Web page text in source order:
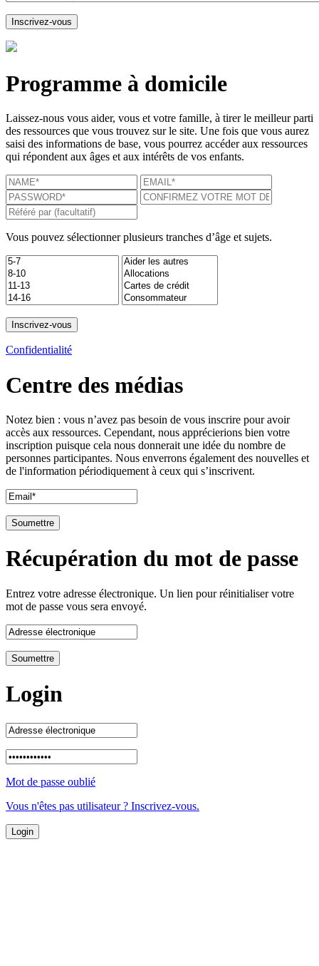
Programme à domicile
Laissez-nous vous aider, vous et votre famille, à tirer le meilleur parti
des ressources que vous trouvez sur le site. Une fois que vous aurez
saisi des informations de base, vous pourrez accéder aux ressources
qui répondent aux âges et aux intérêts de vos enfants.
Vous pouvez sélectionner plusieurs tranches d’âge et sujets.
Confidentialité
Centre des médias
Notez bien : vous n’avez pas besoin de vous inscrire pour avoir
accès aux ressources. Cependant, nous apprécierions bien votre
inscription puisque cela nous donnerait une idée du nombre de
personnes participantes. Nous enverrons également des nouvelles et
de l'information périodiquement à ceux qui s’inscrivent.
Récupération du mot de passe
Entrez votre adresse électronique. Un lien pour réinitialiser votre
mot de passe vous sera envoyé.
Login
Mot de passe oublié
Vous n'êtes pas utilisateur ? Inscrivez-vous.